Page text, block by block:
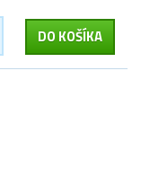
DO KOŠÍKA